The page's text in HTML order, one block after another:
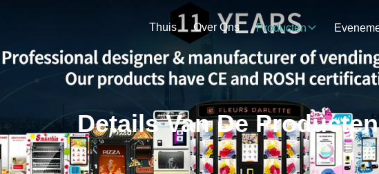
Thuis Over Ons Producten
Details Van De Producten